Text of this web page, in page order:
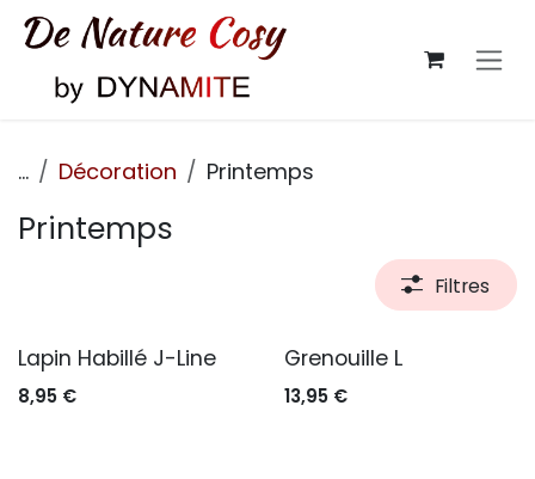
Se rendre au contenu
... Décoration Printemps
Printemps
Filtres
Lapin Habillé J-Line
8,95 €
Épuisé
Grenouille L
13,95€